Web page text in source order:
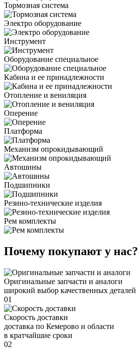
Тормозная система
Электро оборудование
Инструмент
Оборудование специальное
Кабина и ее принадлежности
Отопление и вениляция
Оперение
Платформа
Механизм опрокидывающий
Автошины
Подшипники
Резино-технические изделия
Рем комплекты
Почему покупают у нас?
Оригинальные запчасти и аналоги
широкий выбор качественных деталей
01
Скорость доставки
доставка по Кемерово и области
в кратчайшие сроки
02